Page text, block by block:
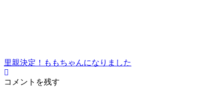
里親決定！ももちゃんになりました
コメントを残す